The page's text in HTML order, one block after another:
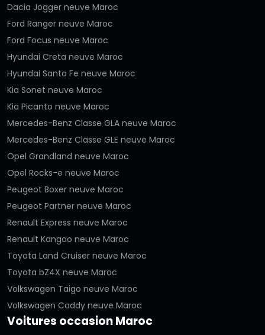
Dacia Jogger neuve Maroc
Ford Ranger neuve Maroc
Ford Focus neuve Maroc
Hyundai Creta neuve Maroc
Hyundai Santa Fe neuve Maroc
Kia Sonet neuve Maroc
Kia Picanto neuve Maroc
Mercedes-Benz Classe GLA neuve Maroc
Mercedes-Benz Classe GLE neuve Maroc
Opel Grandland neuve Maroc
Opel Rocks-e neuve Maroc
Peugeot Boxer neuve Maroc
Peugeot Partner neuve Maroc
Renault Express neuve Maroc
Renault Kangoo neuve Maroc
Toyota Land Cruiser neuve Maroc
Toyota bZ4X neuve Maroc
Volkswagen Taigo neuve Maroc
Volkswagen Caddy neuve Maroc
Voitures occasion Maroc